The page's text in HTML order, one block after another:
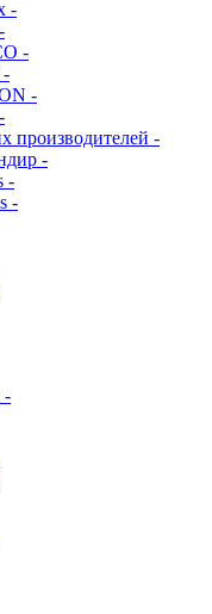
-
-
-
-
производителей -
-
-
-
-